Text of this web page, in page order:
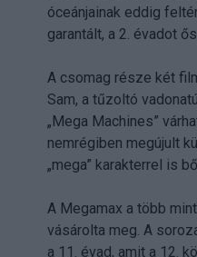
óceánjainak eddig
garantált, a 2. évadot
A csomag része két
Sam, a tűzoltó
„Mega Machines”
nemrégiben megújult
„mega” karakterrel is
A Megamax a több
vásárolta meg. A
a 11. évad, amit a 12.